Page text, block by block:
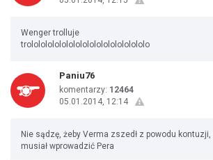
Wenger trolluje
trolololololololololololololololololo
Paniu76
komentarzy: 12464
05.01.2014, 12:14
Nie sądzę, żeby Verma zszedł z powodu kontuzji,
musiał wprowadzić Pera